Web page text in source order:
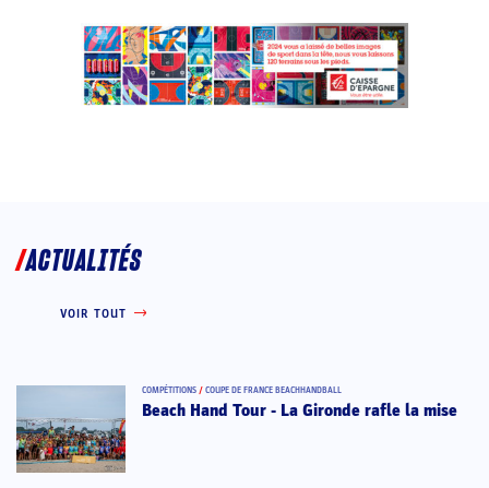
ACTUALITÉS
VOIR TOUT
COMPÉTITIONS / COUPE DE FRANCE BEACHHANDBALL
Beach Hand Tour - La Gironde rafle la mise